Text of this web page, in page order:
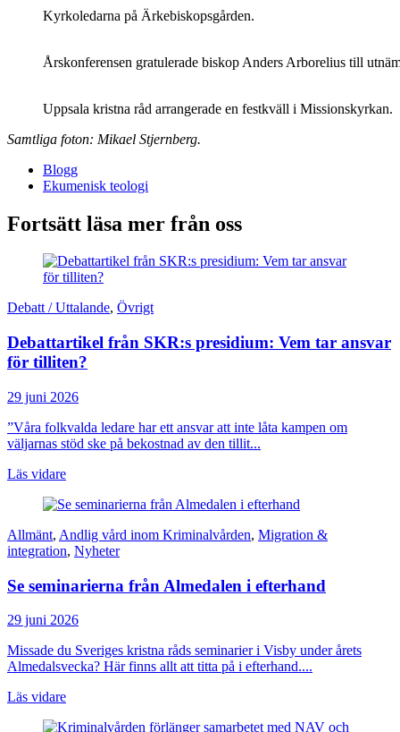
Kyrkoledarna på Ärkebiskopsgården.
Årskonferensen gratulerade biskop Anders Arborelius till
Uppsala kristna råd arrangerade en festkväll i Missionskyrkan.
Samtliga foton: Mikael Stjernberg.
Blogg
Ekumenisk teologi
Fortsätt läsa mer från oss
Debatt / Uttalande, Övrigt
Debattartikel från SKR:s presidium: Vem tar ansvar
för tilliten?
29 juni 2026
”Våra folkvalda ledare har ett ansvar att inte låta kampen om
väljarnas stöd ske på bekostnad av den tillit...
Läs vidare
Allmänt, Andlig vård inom Kriminalvården, Migration &
integration, Nyheter
Se seminarierna från Almedalen i efterhand
29 juni 2026
Missade du Sveriges kristna råds seminarier i Visby under årets
Almedalsvecka? Här finns allt att titta på i efterhand....
Läs vidare